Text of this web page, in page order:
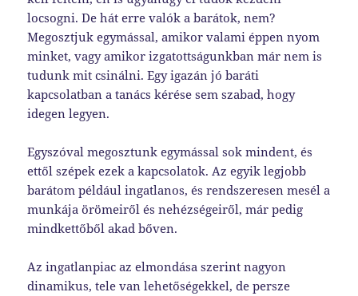
locsogni. De hát erre valók a barátok, nem?
Megosztjuk egymással, amikor valami éppen nyom
minket, vagy amikor izgatottságunkban már nem is
tudunk mit csinálni. Egy igazán jó baráti
kapcsolatban a tanács kérése sem szabad, hogy
idegen legyen.
Egyszóval megosztunk egymással sok mindent, és
ettől szépek ezek a kapcsolatok. Az egyik legjobb
barátom például ingatlanos, és rendszeresen mesél a
munkája örömeiről és nehézségeiről, már pedig
mindkettőből akad bőven.
Az ingatlanpiac az elmondása szerint nagyon
dinamikus, tele van lehetőségekkel, de persze